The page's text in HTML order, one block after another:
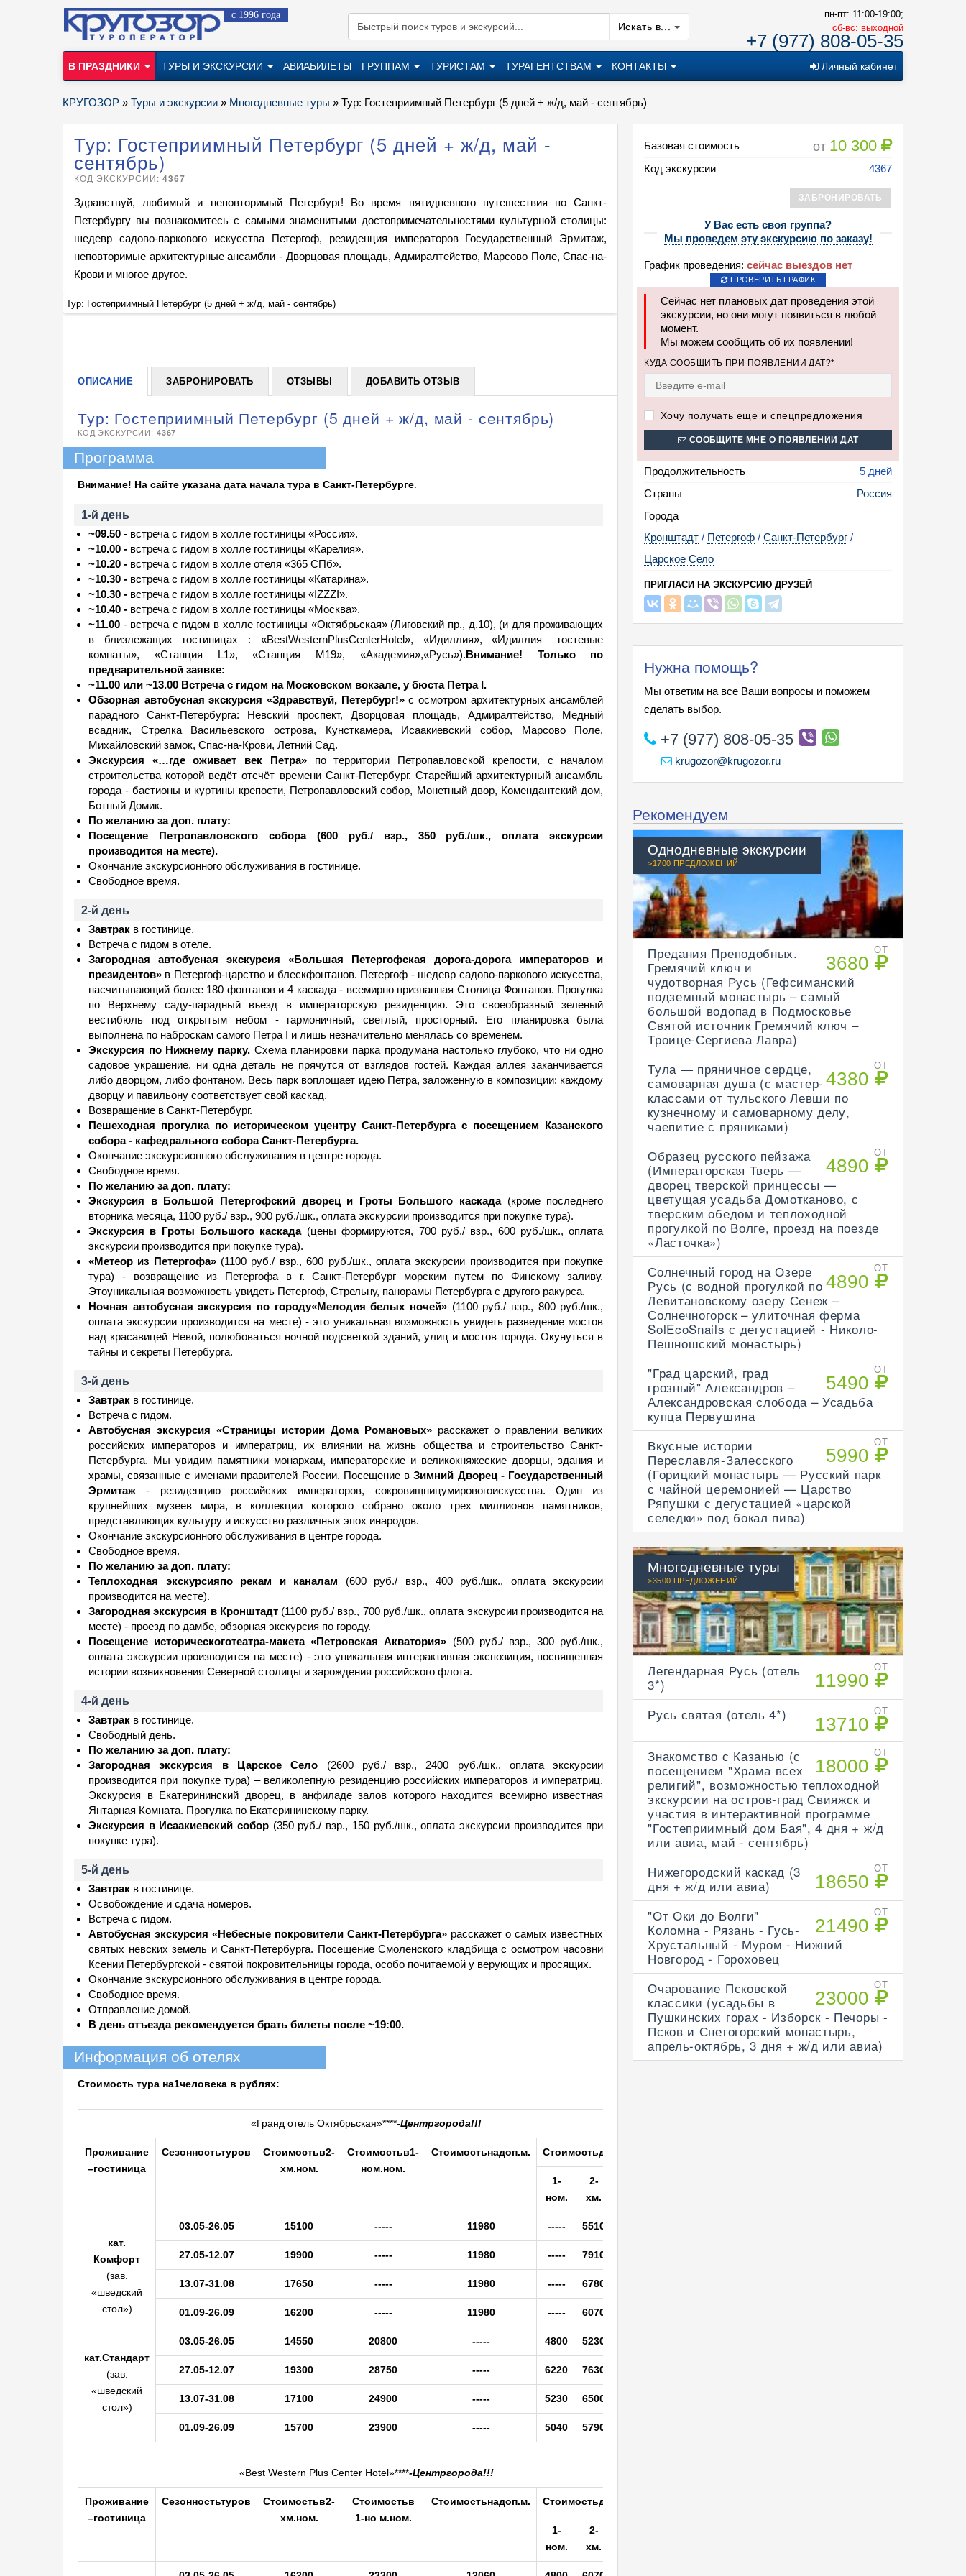
с 1996 года
Искать в...
пн-пт: 11:00-19:00;
cб-вс: выходной
+7 (977) 808-05-35
В ПРАЗДНИКИ ТУРЫ И ЭКСКУРСИИ АВИАБИЛЕТЫ ГРУППАМ ТУРИСТАМ ТУРАГЕНТСТВАМ КОНТАКТЫ Личный кабинет
КРУГОЗОР » Туры и экскурсии » Многодневные туры » Тур: Гостеприимный Петербург (5 дней + ж/д, май - сентябрь)
Базовая стоимость от 10 300
Код экскурсии 4367
ЗАБРОНИРОВАТЬ
У Вас есть своя группа?
Мы проведем эту экскурсию по заказу!
График проведения: сейчас выездов нет
ПРОВЕРИТЬ ГРАФИК
Сейчас нет плановых дат проведения этой
экскурсии, но они могут появиться в любой
момент.
Мы можем сообщить об их появлении!
КУДА СООБЩИТЬ ПРИ ПОЯВЛЕНИИ ДАТ?*
Хочу получать еще и спецпредложения
СООБЩИТЕ МНЕ О ПОЯВЛЕНИИ ДАТ
Продолжительность
5 дней
Страны
Россия
Города
Кронштадт / Петергоф /Санкт-Петербург /
Царское Село
ПРИГЛАСИ НА ЭКСКУРСИЮ ДРУЗЕЙ
Тур: Гостеприимный Петербург (5 дней + ж/д, май -
сентябрь)
КОД ЭКСКУРСИИ:4367
Здравствуй, любимый и неповторимый Петербург! Во время пятидневного путешествия по Санкт-
Петербургу вы познакомитесь с самыми знаменитыми достопримечательностями культурной столицы:
шедевр садово-паркового искусства Петергоф, резиденция императоров Государственный Эрмитаж,
неповторимые архитектурные ансамбли - Дворцовая площадь, Адмиралтейство, Марсово Поле, Спас-на-
Крови и многое другое.
Тур: Гостеприимный Петербург (5 дней + ж/д, май - сентябрь) Тур: Гостеприимный Петербург (5 дней + ж/д, май - сентябрь)
ОПИСАНИЕ ЗАБРОНИРОВАТЬ ОТЗЫВЫ ДОБАВИТЬ ОТЗЫВ
Тур: Гостеприимный Петербург (5 дней + ж/д, май - сентябрь)
КОД ЭКСКУРСИИ: 4367
Программа
Внимание! На сайте указана дата начала тура в Санкт-Петербурге
1-й день
~09.50 - встреча с гидом в холле гостиницы «Россия».
~10.00 - встреча с гидом в холле гостиницы «Карелия».
~10.20 - встреча с гидом в холле отеля «365 СПб».
~10.30 - встреча с гидом в холле гостиницы «Катарина».
~10.30 - встреча с гидом в холле гостиницы «IZZZI».
~10.40 - встреча с гидом в холле гостиницы «Москва».
~11.00 - встреча с гидом в холле гостиницы «Октябрьская» (Лиговский пр., д.10), (и для проживающих
в близлежащих гостиницах : «BestWesternPlusCenterHotel», «Идиллия», «Идиллия –гостевые
комнаты», «Станция L1», «Станция М19», «Академия»,«Русь»).Внимание! Только по
предварительной заявке:
~11.00 или ~13.00 Встреча с гидом на Московском вокзале, у бюста Петра I.
Обзорная автобусная экскурсия «Здравствуй, Петербург!»с осмотром архитектурных ансамблей
парадного Санкт-Петербурга: Невский проспект, Дворцовая площадь, Адмиралтейство, Медный
всадник, Стрелка Васильевского острова, Кунсткамера, Исаакиевский собор, Марсово Поле,
Михайловский замок, Спас-на-Крови, Летний Сад.
Экскурсия «…где оживает век Петра»по территории Петропавловской крепости, с началом
строительства которой ведёт отсчёт времени Санкт-Петербург. Старейший архитектурный ансамбль
города - бастионы и куртины крепости, Петропавловский собор, Монетный двор, Комендантский дом,
Ботный Домик.
По желанию за доп. плату:
Посещение Петропавловского собора (600 руб./ взр., 350 руб./шк., оплата экскурсии
производится на месте).
Окончание экскурсионного обслуживания в гостинице.
Свободное время.
2-й день
Завтрак в гостинице.
Встреча с гидом в отеле.
Загородная автобусная экскурсия «Большая Петергофская дорога-дорога императоров и
президентов» в Петергоф-царство и блескфонтанов. Петергоф - шедевр садово-паркового искусства,
насчитывающий более 180 фонтанов и 4 каскада - всемирно признанная Столица Фонтанов. Прогулка
по Верхнему саду-парадный въезд в императорскую резиденцию. Это своеобразный зеленый
вестибюль под открытым небом - гармоничный, светлый, просторный. Его планировка была
выполнена по наброскам самого Петра I и лишь незначительно менялась со временем.
Экскурсия по Нижнему парку. Схема планировки парка продумана настолько глубоко, что ни одно
садовое украшение, ни одна деталь не прячутся от взглядов гостей. Каждая аллея заканчивается
либо дворцом, либо фонтаном. Весь парк воплощает идею Петра, заложенную в композиции: каждому
дворцу и павильону соответствует свой каскад.
Возвращение в Санкт-Петербург.
Пешеходная прогулка по историческом уцентру Санкт-Петербурга с посещением Казанского
собора - кафедрального собора Санкт-Петербурга.
Окончание экскурсионного обслуживания в центре города.
Свободное время.
По желанию за доп. плату:
Экскурсия в Большой Петергофский дворец и Гроты Большого каскада(кроме последнего
вторника месяца, 1100 руб./ взр., 900 руб./шк., оплата экскурсии производится при покупке тура).
Экскурсия в Гроты Большого каскада(цены формируются, 700 руб./ взр., 600 руб./шк., оплата
экскурсии производится при покупке тура).
«Метеор из Петергофа»(1100 руб./ взр., 600 руб./шк., оплата экскурсии производится при покупке
тура) - возвращение из Петергофа в г. Санкт-Петербург морским путем по Финскому заливу.
Этоуникальная возможность увидеть Петергоф, Стрельну, панорамы Петербурга с другого ракурса.
Ночная автобусная экскурсия по городу«Мелодия белых ночей» (1100 руб./ взр., 800 руб./шк.,
оплата экскурсии производится на месте) - это уникальная возможность увидеть разведение мостов
над красавицей Невой, полюбоваться ночной подсветкой зданий, улиц и мостов города. Окунуться в
тайны и секреты Петербурга.
3-й день
Завтрак в гостинице.
Встреча с гидом.
Автобусная экскурсия «Страницы истории Дома Романовых»расскажет о правлении великих
российских императоров и императриц, их влиянии на жизнь общества и строительство Санкт-
Петербурга. Мы увидим памятники монархам, императорские и великокняжеские дворцы, здания и
храмы, связанные с именами правителей России. Посещение вЗимний Дворец - Государственный
Эрмитаж - резиденцию российских императоров, сокровищницумировогоискусства. Один из
крупнейших музеев мира, в коллекции которого собрано около трех миллионов памятников,
представляющих культуру и искусство различных эпох инародов.
Окончание экскурсионного обслуживания в центре города.
Свободное время.
По желанию за доп. плату:
Теплоходная экскурсияпо рекам и каналам (600 руб./ взр., 400 руб./шк., оплата экскурсии
производится на месте).
Загородная экскурсия в Кронштадт (1100 руб./ взр., 700 руб./шк., оплата экскурсии производится на
месте) - проезд по дамбе, обзорная экскурсия по городу.
Посещение историческоготеатра-макета «Петровская Акватория» (500 руб./ взр., 300 руб./шк.,
оплата экскурсии производится на месте) - это уникальная интерактивная экспозиция, посвященная
истории возникновения Северной столицы и зарождения российского флота.
4-й день
Завтрак в гостинице.
Свободный день.
По желанию за доп. плату:
Загородная экскурсия в Царское Село (2600 руб./ взр., 2400 руб./шк., оплата экскурсии
производится при покупке тура) – великолепную резиденцию российских императоров и императриц.
Экскурсия в Екатерининский дворец, в анфиладе залов которого находится всемирно известная
Янтарная Комната. Прогулка по Екатерининскому парку.
Экскурсия в Исаакиевский собор (350 руб./ взр., 150 руб./шк., оплата экскурсии производится при
покупке тура).
5-й день
Завтрак в гостинице.
Освобождение и сдача номеров.
Встреча с гидом.
Автобусная экскурсия «Небесные покровители Санкт-Петербурга» расскажет о самых известных
святых невских земель и Санкт-Петербурга. Посещение Смоленского кладбища с осмотром часовни
Ксении Петербургской - святой покровительницы города, особо почитаемой у верующих и просящих.
Окончание экскурсионного обслуживания в центре города.
Свободное время.
Отправление домой.
В день отъезда рекомендуется брать билеты после ~19:00.
Информация об отелях
Стоимость тура на1человека в рублях:
«Гранд отель Октябрьская»****-Центргорода!!!
Проживание
–гостиница
Сезонностьтуров Стоимостьв2-
хм.ном.
Стоимостьв1-
ном.ном.
Стоимостьнадоп.м. Стоимостьдоп.
1-
ном.
2-
хм.
кат.
Комфорт
(зав.
«шведский
стол»)
03.05-26.05 15100 ----- 11980 ----- 5510
27.05-12.07 19900 ----- 11980 ----- 7910
13.07-31.08 17650 ----- 11980 ----- 6780
01.09-26.09 16200 ----- 11980 ----- 6070
кат.Стандарт
(зав.
«шведский
стол»)
03.05-26.05 14550 20800 ----- 4800 5230
27.05-12.07 19300 28750 ----- 6220 7630
13.07-31.08 17100 24900 ----- 5230 6500
01.09-26.09 15700 23900 ----- 5040 5790
«Best Western Plus Center Hotel»****-Центргорода!!!
Проживание
–гостиница
Сезонностьтуров Стоимостьв2-
хм.ном.
Стоимостьв
1-но м.ном.
Стоимостьнадоп.м. Стоимостьдоп.
1-
ном.
2-
хм.
Нужна помощь?
Мы ответим на все Ваши вопросы и поможем
сделать выбор.
+7 (977) 808-05-35
krugozor@krugozor.ru
Рекомендуем
Однодневные экскурсии
>1700 ПРЕДЛОЖЕНИЙ
ОТ
3680
Предания Преподобных.
Гремячий ключ и
чудотворная Русь (Гефсиманский
подземный монастырь – самый
большой водопад в Подмосковье
Святой источник Гремячий ключ –
Троице-Сергиева Лавра)
ОТ
4380
Тула — пряничное сердце,
самоварная душа (с мастер-
классами от тульского Левши по
кузнечному и самоварному делу,
чаепитие с пряниками)
ОТ
4890
Образец русского пейзажа
(Императорская Тверь —
дворец тверской принцессы —
цветущая усадьба Домотканово, с
тверским обедом и теплоходной
прогулкой по Волге, проезд на поезде
«Ласточка»)
ОТ
4890
Солнечный город на Озере
Русь (с водной прогулкой по
Левитановскому озеру Сенеж –
Солнечногорск – улиточная ферма
SolEcoSnails с дегустацией - Николо-
Пешношский монастырь)
ОТ
5490
"Град царский, град
грозный" Александров –
Александровская слобода – Усадьба
купца Первушина
ОТ
5990
Вкусные истории
Переславля-Залесского
(Горицкий монастырь — Русский парк
с чайной церемонией — Царство
Ряпушки с дегустацией «царской
селедки» под бокал пива)
Многодневные туры
>3500 ПРЕДЛОЖЕНИЙ
ОТ
11990
Легендарная Русь (отель
3*)
ОТ
13710
Русь святая (отель 4*)
ОТ
18000
Знакомство с Казанью (с
посещением "Храма всех
религий", возможностью теплоходной
экскурсии на остров-град Свияжск и
участия в интерактивной программе
"Гостеприимный дом Бая", 4 дня + ж/д
или авиа, май - сентябрь)
ОТ
18650
Нижегородский каскад (3
дня + ж/д или авиа)
ОТ
21490
"От Оки до Волги"
Коломна - Рязань - Гусь-
Хрустальный - Муром - Нижний
Новгород - Гороховец
ОТ
23000
Очарование Псковской
классики (усадьбы в
Пушкинских горах - Изборск - Печоры -
Псков и Снетогорский монастырь,
апрель-октябрь, 3 дня + ж/д или авиа)